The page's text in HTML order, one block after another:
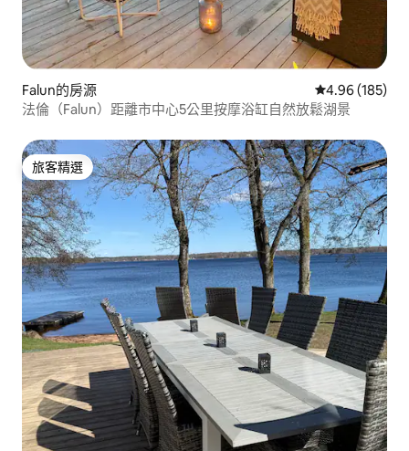
Falun的房源 從 185 則評價
4.96 (185)
法倫（Falun）距離市中心5公里按摩浴缸自然放鬆湖景
旅客精選
旅客精選